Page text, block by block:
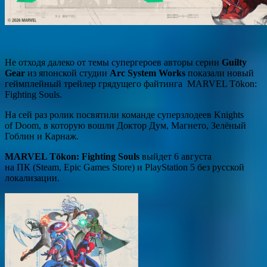
Не отходя далеко от темы супергероев авторы серии Guilty
Gear из японской студии Arc System Works показали новый
геймплейный трейлер грядущего файтинга MARVEL Tōkon:
Fighting Souls.
На сей раз ролик посвятили команде суперзлодеев Knights
of Doom, в которую вошли Доктор Дум, Магнето, Зелёный
Гоблин и Карнаж.
MARVEL Tōkon: Fighting Souls выйдет 6 августа
на ПК (Steam, Epic Games Store) и PlayStation 5 без русской
локализации.